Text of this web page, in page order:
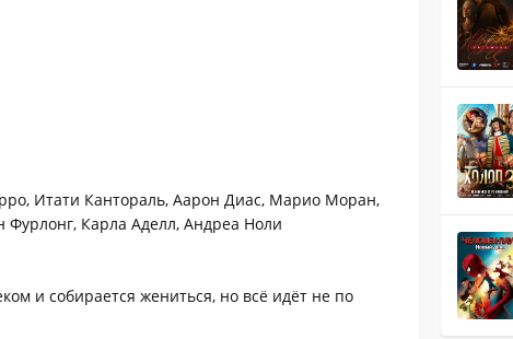
Итати Кантораль, Аарон Диас, Марио Моран,
Карла Аделл, Андреа Ноли
и собирается жениться, но всё идёт не по